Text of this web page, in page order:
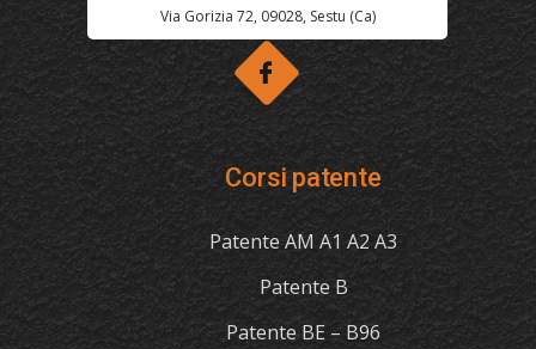
Via Gorizia 72, 09028, Sestu (Ca)
Corsi patente
Patente AM A1 A2 A3
Patente B
Patente BE – B96